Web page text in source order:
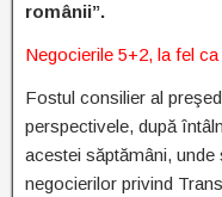
românii”.
Negocierile 5+2, la fel
Fostul consilier al
perspectivele, după
acestei săptămâni,
negocierilor privind